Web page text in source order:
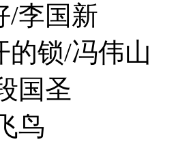
国新
锁/冯伟山
圣
鸟